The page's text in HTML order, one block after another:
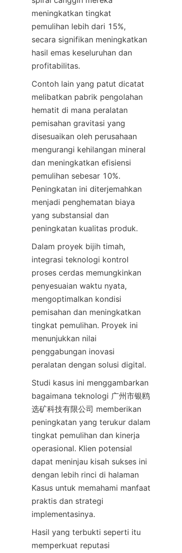
meningkatkan tingkat
pemulihan lebih dari 15%,
secara signifikan meningkatkan
hasil emas keseluruhan dan
profitabilitas.
Contoh lain yang patut dicatat
melibatkan pabrik pengolahan
hematit di mana peralatan
pemisahan gravitasi yang
disesuaikan oleh perusahaan
mengurangi kehilangan mineral
dan meningkatkan efisiensi
pemulihan sebesar 10%.
Peningkatan ini diterjemahkan
menjadi penghematan biaya
yang substansial dan
peningkatan kualitas produk.
Dalam proyek bijih timah,
integrasi teknologi kontrol
proses cerdas memungkinkan
penyesuaian waktu nyata,
mengoptimalkan kondisi
pemisahan dan meningkatkan
tingkat pemulihan. Proyek ini
menunjukkan nilai
penggabungan inovasi
peralatan dengan solusi digital.
Studi kasus ini menggambarkan
bagaimana teknologi 广州市银鸥
选矿科技有限公司 memberikan
peningkatan yang terukur dalam
tingkat pemulihan dan kinerja
operasional. Klien potensial
dapat meninjau kisah sukses ini
dengan lebih rinci di halaman
Kasus untuk memahami manfaat
praktis dan strategi
implementasinya.
Hasil yang terbukti seperti itu
memperkuat reputasi